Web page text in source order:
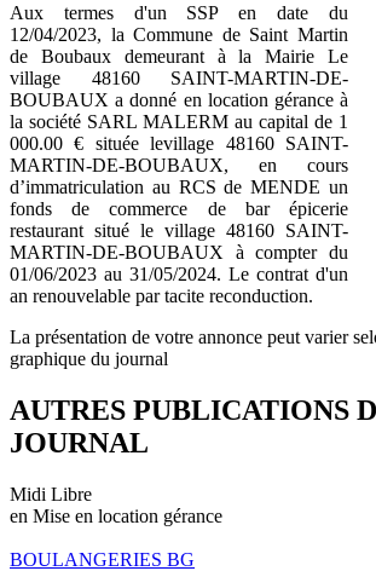
Aux termes d'un SSP en date du
12/04/2023, la Commune de Saint Martin
de Boubaux demeurant à la Mairie Le
village 48160 SAINT-MARTIN-DE-
BOUBAUX a donné en location gérance à
la société SARL MALERM au capital de 1
000.00 € située levillage 48160 SAINT-
MARTIN-DE-BOUBAUX, en cours
d’immatriculation au RCS de MENDE un
fonds de commerce de bar épicerie
restaurant situé le village 48160 SAINT-
MARTIN-DE-BOUBAUX à compter du
01/06/2023 au 31/05/2024. Le contrat d'un
an renouvelable par tacite reconduction.
La présentation de votre annonce peut varier
graphique du journal
AUTRES PUBLICATIONS
JOURNAL
Midi Libre
en Mise en location gérance
BOULANGERIES BG